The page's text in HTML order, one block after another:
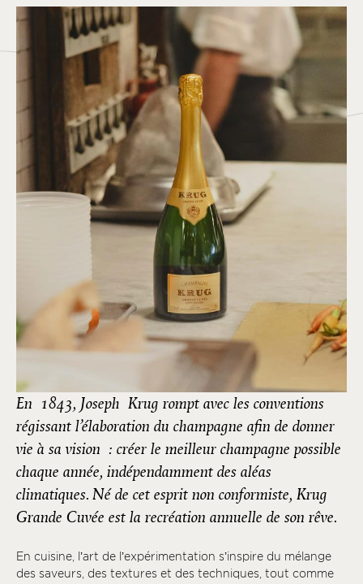
En 1843, Joseph Krug rompt avec les conventions
régissant l’élaboration du champagne afin de donner
vie à sa vision : créer le meilleur champagne possible
chaque année, indépendamment des aléas
climatiques. Né de cet esprit non conformiste, Krug
Grande Cuvée est la recréation annuelle de son rêve.
En cuisine, l’art de l’expérimentation s’inspire du mélange
des saveurs, des textures et des techniques, tout comme